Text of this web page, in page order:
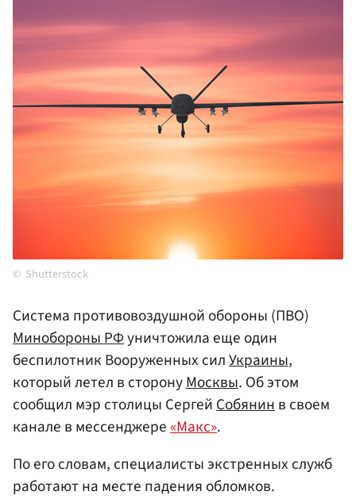
Shutterstock
Система противовоздушной обороны (ПВО)
Минобороны РФуничтожила еще один
беспилотник Вооруженных силУкраины,
который летел в сторонуМосквы. Об этом
сообщил мэр столицы СергейСобянинв своем
канале в мессенджере«Макс».
По его словам, специалисты экстренных служб
работают на месте падения обломков.